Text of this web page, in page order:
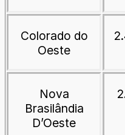
Colorado do
Oeste
Nova
Brasilândia
D’Oeste